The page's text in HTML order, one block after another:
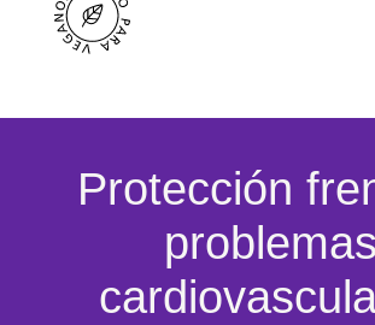
Protección
problemas